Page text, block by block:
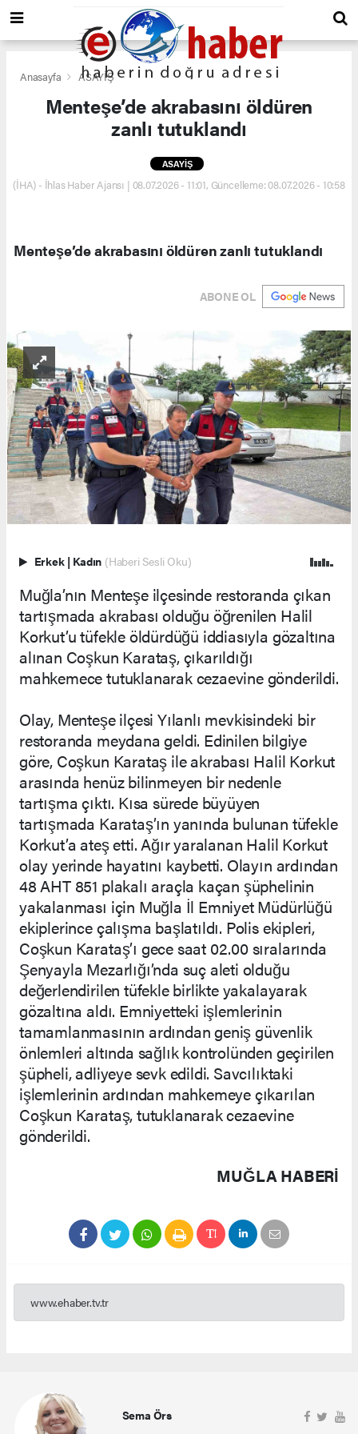
Anasayfa ASAYİŞ
Menteşe’de akrabasını öldüren
zanlı tutuklandı
ASAYİŞ
(İHA) - İhlas Haber Ajansı | 08.07.2026 - 11:01, Güncelleme: 08.07.2026 - 10:58
Menteşe’de akrabasını öldüren zanlı tutuklandı
ABONE OL
Erkek | Kadın (Haberi Sesli Oku)
Muğla’nın Menteşe ilçesinde restoranda çıkan
tartışmada akrabası olduğu öğrenilen Halil
Korkut’u tüfekle öldürdüğü iddiasıyla gözaltına
alınan Coşkun Karataş, çıkarıldığı
mahkemece tutuklanarak cezaevine gönderildi.
Olay, Menteşe ilçesi Yılanlı mevkisindeki bir
restoranda meydana geldi. Edinilen bilgiye
göre, Coşkun Karataş ile akrabası Halil Korkut
arasında henüz bilinmeyen bir nedenle
tartışma çıktı. Kısa sürede büyüyen
tartışmada Karataş’ın yanında bulunan tüfekle
Korkut’a ateş etti. Ağır yaralanan Halil Korkut
olay yerinde hayatını kaybetti. Olayın ardından
48 AHT 851 plakalı araçla kaçan şüphelinin
yakalanması için Muğla İl Emniyet Müdürlüğü
ekiplerince çalışma başlatıldı. Polis ekipleri,
Coşkun Karataş’ı gece saat 02.00 sıralarında
Şenyayla Mezarlığı’nda suç aleti olduğu
değerlendirilen tüfekle birlikte yakalayarak
gözaltına aldı. Emniyetteki işlemlerinin
tamamlanmasının ardından geniş güvenlik
önlemleri altında sağlık kontrolünden geçirilen
şüpheli, adliyeye sevk edildi. Savcılıktaki
işlemlerinin ardından mahkemeye çıkarılan
Coşkun Karataş, tutuklanarak cezaevine
gönderildi.
MUĞLA HABERİ
www.ehaber.tv.tr
Sema Örs